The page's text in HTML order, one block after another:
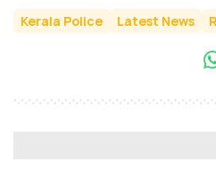
Kerala Police Latest News